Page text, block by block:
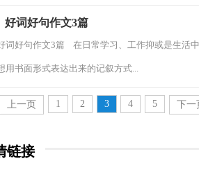
好词好句作文3篇
词好句作文3篇 在日常学习、工作抑或是生活
用书面形式表达出来的记叙方式...
上一页 1 2 3 4 5 下一
链接